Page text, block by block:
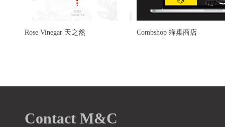
Rose Vinegar 天之然 Combshop 蜂巢商店
Contact M&C